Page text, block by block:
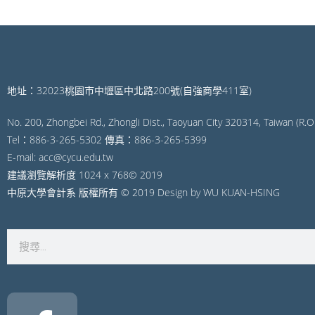
地址：32023桃園市中壢區中北路200號(自強商學411室)
No. 200, Zhongbei Rd., Zhongli Dist., Taoyuan City 320314, Taiwan
Tel：886-3-265-5302 傳真：886-3-265-5399
E-mail: acc@cycu.edu.tw
建議瀏覽解析度 1024 x 768© 2019
中原大學會計系 版權所有 © 2019 Design by WU KUAN-HSING